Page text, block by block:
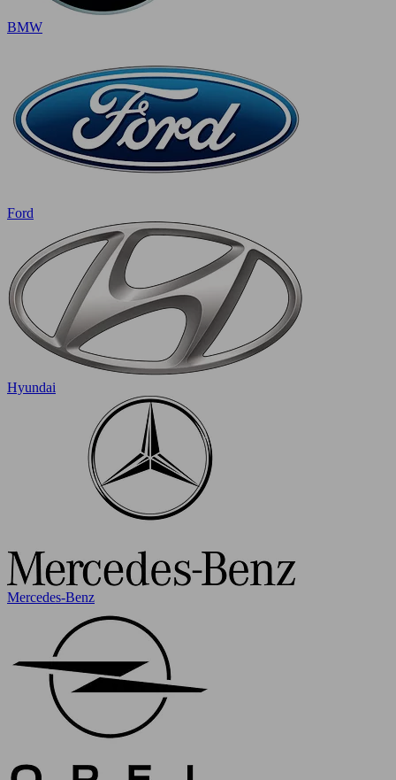
BMW
Ford
Hyundai
Mercedes-Benz